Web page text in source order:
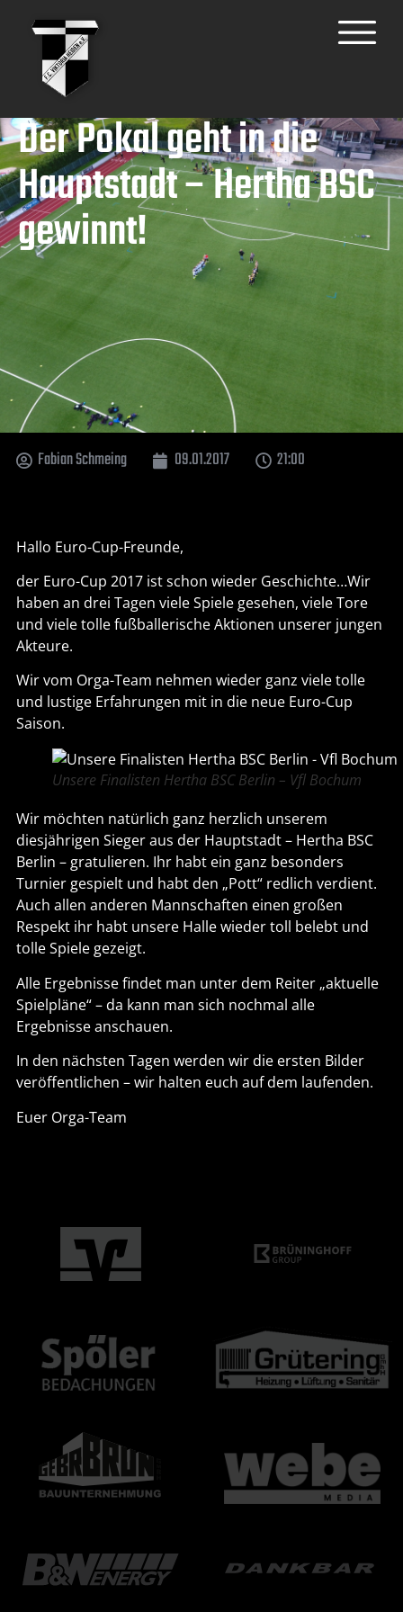
Der Pokal geht in die
Hauptstadt – Hertha BSC
gewinnt!
Fabian Schmeing 09.01.2017 21:00
Hallo Euro-Cup-Freunde,
der Euro-Cup 2017 ist schon wieder Geschichte…Wir
haben an drei Tagen viele Spiele gesehen, viele Tore
und viele tolle fußballerische Aktionen unserer jungen
Akteure.
Wir vom Orga-Team nehmen wieder ganz viele tolle
und lustige Erfahrungen mit in die neue Euro-Cup
Saison.
Unsere Finalisten Hertha BSC Berlin – Vfl Bochum
Wir möchten natürlich ganz herzlich unserem
diesjährigen Sieger aus der Hauptstadt – Hertha BSC
Berlin – gratulieren. Ihr habt ein ganz besonders
Turnier gespielt und habt den „Pott“ redlich verdient.
Auch allen anderen Mannschaften einen großen
Respekt ihr habt unsere Halle wieder toll belebt und
tolle Spiele gezeigt.
Alle Ergebnisse findet man unter dem Reiter „aktuelle
Spielpläne“ – da kann man sich nochmal alle
Ergebnisse anschauen.
In den nächsten Tagen werden wir die ersten Bilder
veröffentlichen – wir halten euch auf dem laufenden.
Euer Orga-Team